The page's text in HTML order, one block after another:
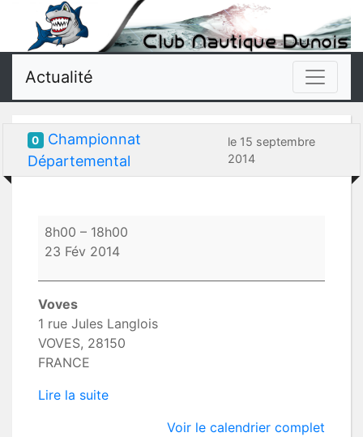
Actualité
0
Championnat
Départemental
le 15 septembre
2014
Championnat
Départemental
8h00 – 18h00
23 Fév 2014
Voves
1 rue Jules Langlois
VOVES, 28150
FRANCE
Lire la suite
Voir le calendrier complet